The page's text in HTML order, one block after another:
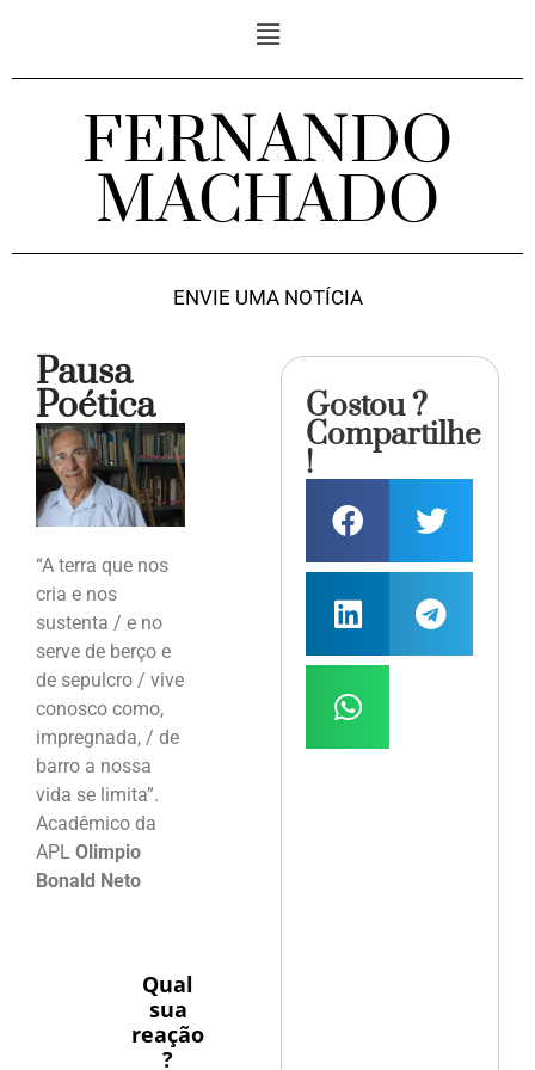
FERNANDO
MACHADO
ENVIE UMA NOTÍCIA
Pausa
Poética
“A terra que nos
cria e nos
sustenta / e no
serve de berço e
de sepulcro / vive
conosco como,
impregnada, / de
barro a nossa
vida se limita”.
Acadêmico da
APL Olimpio
Bonald Neto
Qual
sua
reação
?
Gostou ?
Compartilhe
!